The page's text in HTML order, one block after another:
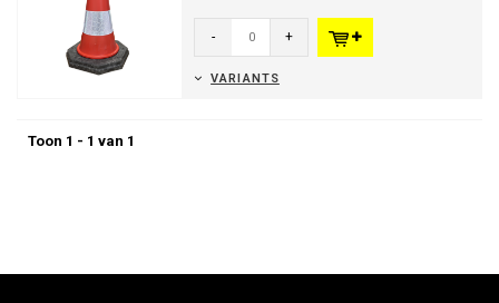
- +
VARIANTS
Toon 1 - 1 van 1